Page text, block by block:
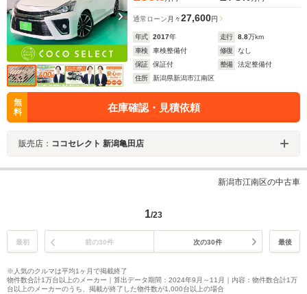
通常ローン 月々27,600円
年式 2017年 走行 8.8万km
車検
車検整備付 修復
なし
保証
保証付 整備
法定整備付
住所
新潟県新潟市江南区
無
料
在庫確認・見積依頼
販売店： ココセレクト 新潟亀田店
新潟市江南区の中古車
1/23
最初 前の30件 次の30件 最後
※人気のクルマは平均1ヶ月で掲載終了
物件数合計1万台以上のメーカー｜算出データ期間：2024年9月～11月｜内容：物件数合計1万
台以上のメーカーのうち、掲載が終了した物件数が1,000台以上の場合